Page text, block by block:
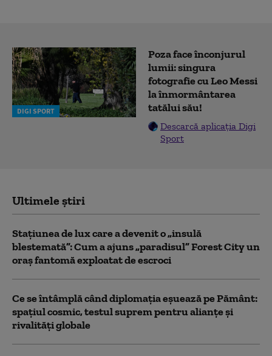
DIGI SPORT
Poza face înconjurul
lumii: singura
fotografie cu Leo Messi
la înmormântarea
tatălui său!
Descarcă aplicația Digi
Sport
Ultimele știri
Stațiunea de lux care a devenit o „insulă
blestemată”: Cum a ajuns „paradisul” Forest City un
oraș fantomă exploatat de escroci
Ce se întâmplă când diplomația eșuează pe Pământ:
spațiul cosmic, testul suprem pentru alianțe și
rivalități globale